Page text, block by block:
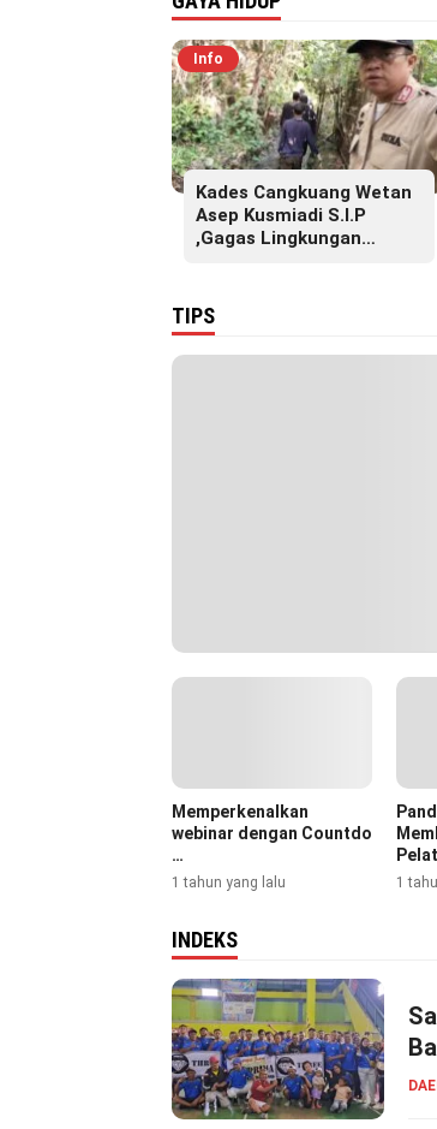
Info
Kades Cangkuang Wetan
Asep Kusmiadi S.I.P
,Gagas Lingkungan
TIPS
Memperkenalkan
webinar dengan Countdo
…
1 tahun yang lalu 1
INDEKS